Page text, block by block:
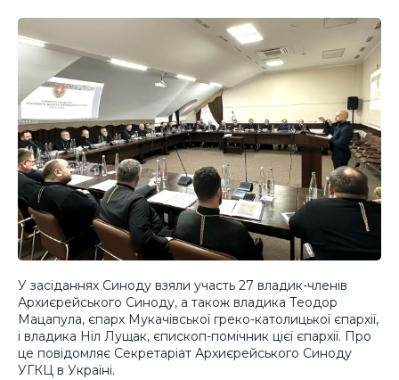
У засіданнях Синоду взяли участь 27 владик-членів
Архиєрейського Синоду, а також владика Теодор
Мацапула, єпарх Мукачівської греко-католицької єпархії,
і владика Ніл Лущак, єпископ-помічник цієї єпархії. Про
це повідомляє Секретаріат Архиєрейського Синоду
УГКЦ в Україні.